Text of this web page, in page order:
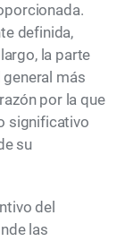
definida,
la parte
más
por la que
significativo
su
del
las